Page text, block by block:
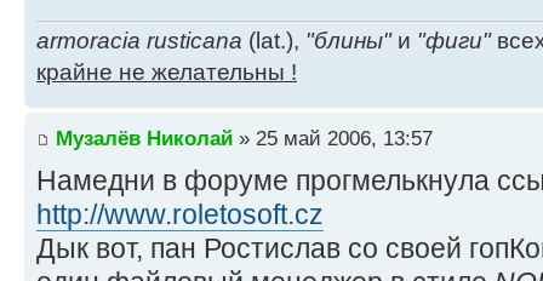
armoracia rusticana (lat.), "блины"и "фиги"
крайне не желательны !
Музалёв Николай » 25 май 2006, 13:57
Намедни в форуме прогмелькнула
http://www.roletosoft.cz
Дык вот, пан Ростислав со своей